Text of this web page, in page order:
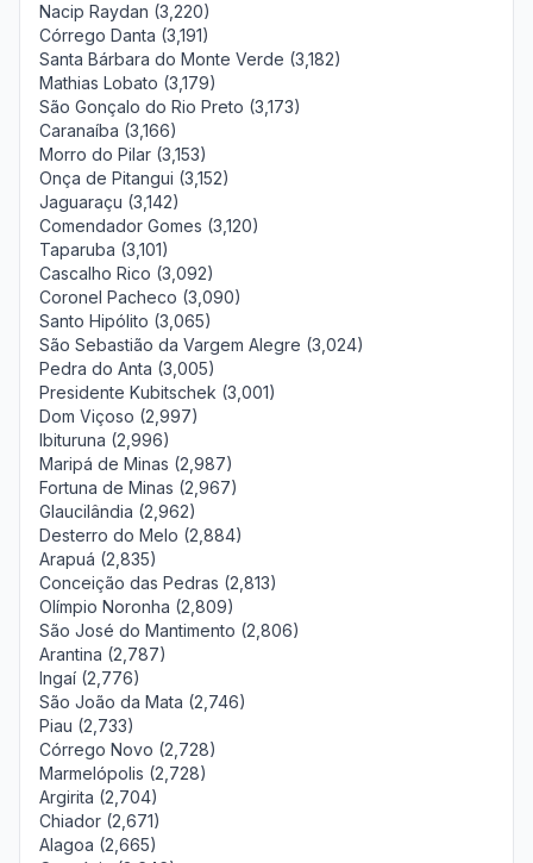
Nacip Raydan (3,220)
Córrego Danta (3,191)
Santa Bárbara do Monte Verde (3,182)
Mathias Lobato (3,179)
São Gonçalo do Rio Preto (3,173)
Caranaíba (3,166)
Morro do Pilar (3,153)
Onça de Pitangui (3,152)
Jaguaraçu (3,142)
Comendador Gomes (3,120)
Taparuba (3,101)
Cascalho Rico (3,092)
Coronel Pacheco (3,090)
Santo Hipólito (3,065)
São Sebastião da Vargem Alegre (3,024)
Pedra do Anta (3,005)
Presidente Kubitschek (3,001)
Dom Viçoso (2,997)
Ibituruna (2,996)
Maripá de Minas (2,987)
Fortuna de Minas (2,967)
Glaucilândia (2,962)
Desterro do Melo (2,884)
Arapuá (2,835)
Conceição das Pedras (2,813)
Olímpio Noronha (2,809)
São José do Mantimento (2,806)
Arantina (2,787)
Ingaí (2,776)
São João da Mata (2,746)
Piau (2,733)
Córrego Novo (2,728)
Marmelópolis (2,728)
Argirita (2,704)
Chiador (2,671)
Alagoa (2,665)